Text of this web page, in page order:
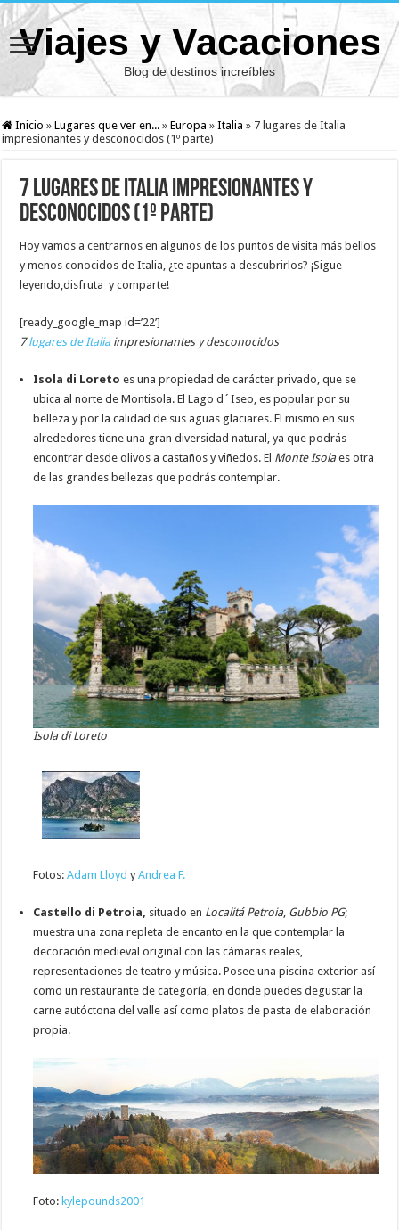
Viajes y Vacaciones
Blog de destinos increíbles
Inicio » Lugares que ver en... » Europa » Italia » 7 lugares de Italia
impresionantes y desconocidos (1º parte)
7 lugares de Italia impresionantes y
desconocidos (1º parte)
Hoy vamos a centrarnos en algunos de los puntos de visita más bellos
y menos conocidos de Italia, ¿te apuntas a descubrirlos? ¡Sigue
leyendo,disfruta y comparte!
[ready_google_map id=’22’]
7lugares de Italia impresionantes y desconocidos
Isola di Loretoes una propiedad de carácter privado, que se
ubica al norte de Montisola. El Lago d´Iseo, es popular por su
belleza y por la calidad de sus aguas glaciares. El mismo en sus
alrededores tiene una gran diversidad natural, ya que podrás
encontrar desde olivos a castaños y viñedos. El Monte Isolaes otra
de las grandes bellezas que podrás contemplar.
Isola di Loreto
Fotos:Adam Lloyd yAndrea F.
Castello di Petroia, situado en Localitá Petroia, Gubbio PG;
muestra una zona repleta de encanto en la que contemplar la
decoración medieval original con las cámaras reales,
representaciones de teatro y música. Posee una piscina exterior así
como un restaurante de categoría, en donde puedes degustar la
carne autóctona del valle así como platos de pasta de elaboración
propia.
Foto: kylepounds2001